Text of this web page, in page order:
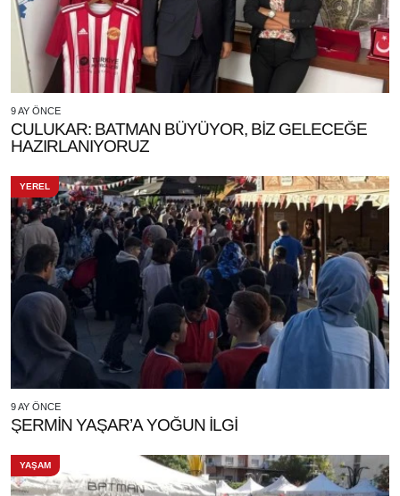
9 AY ÖNCE
CULUKAR: BATMAN BÜYÜYOR, BİZ GELECEĞE
HAZIRLANIYORUZ
YEREL
9 AY ÖNCE
ŞERMİN YAŞAR’A YOĞUN İLGİ
YAŞAM